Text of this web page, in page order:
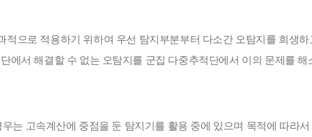
서 해결할 수 없는 오탐지를 군집 다중추적단에서 이의 문제를 해
는 고속계산에 중점을 둔 탐지기를 활용 중에 있으며 목적에 따라